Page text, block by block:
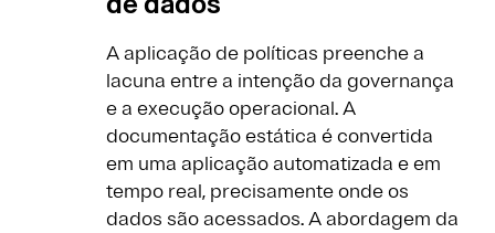
A aplicação de políticas preenche a
lacuna entre a intenção da governança
e a execução operacional. A
documentação estática é convertida
em uma aplicação automatizada e em
tempo real, precisamente onde os
dados são acessados. A abordagem da